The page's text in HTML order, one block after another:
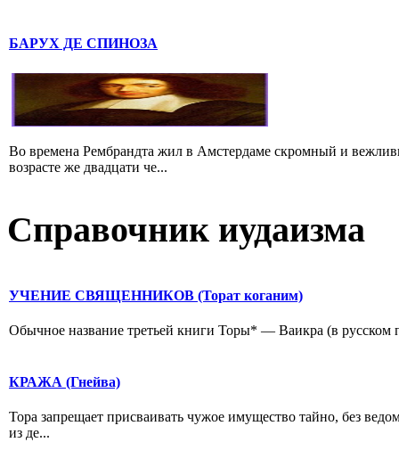
БАРУХ ДЕ СПИНОЗА
Во времена Рембрандта жил в Амстердаме скромный и
возрасте же двадцати че...
Справочник иудаизма
УЧЕНИЕ СВЯЩЕННИКОВ (Торат коганим)
Обычное название третьей книги Торы* — Ваикра (в русском
КРАЖА (Гнейва)
Тора запрещает присваивать чужое имущество тайно, без
из де...